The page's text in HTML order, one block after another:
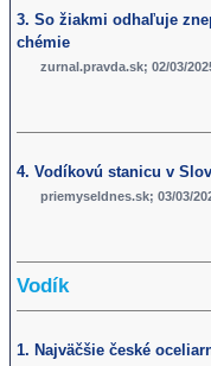
3. So žiakmi odhaľuje
chémie
zurnal.pravda.sk; 02/03/
4. Vodíkovú stanicu v
priemyseldnes.sk; 03/03/
Vodík
1. Najväčšie české